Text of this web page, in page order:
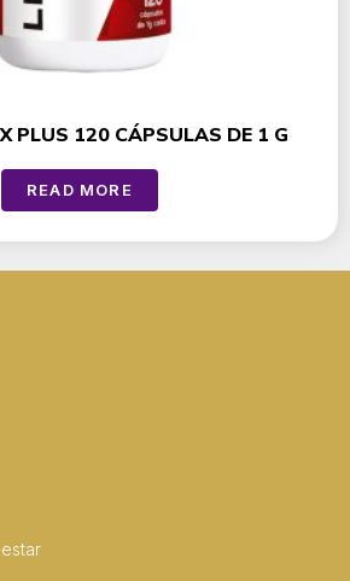
PLUS 120 CÁPSULAS DE 1 G
READ MORE